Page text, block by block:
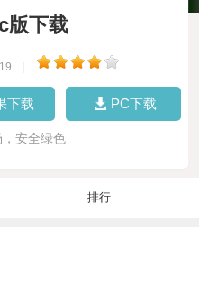
版下载
下载 PC下载
安全绿色
排行